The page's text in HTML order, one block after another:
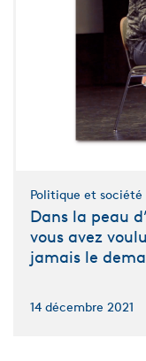
Politique et société
Dans la peau
vous avez
jamais le
14 décembre 2021